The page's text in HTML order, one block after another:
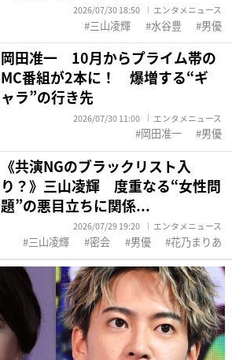
2026/07/30 18:50 エンタメニュース
三山凌輝 水谷豊 男優
岡田准一 10月からプライム帯の
MC番組が2本に！ 爆増する“ギ
ャラ”の行き先
2026/07/30 11:00 エンタメニュース
岡田准一 男優
《共演NGのブラックリスト入
り？》三山凌輝 度重なる“女性問
題”の悪目立ちに関係...
2026/07/29 19:20 エンタメニュース
三山凌輝 密会 男優 花乃まりあ